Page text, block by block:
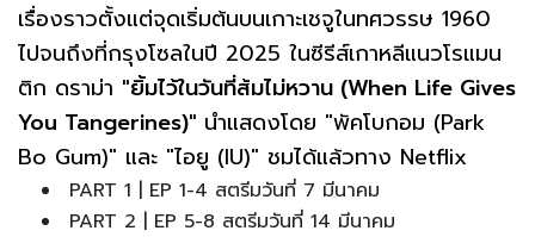
เรื่องราวตั้งแต่จุดเริ่มต้นบนเกาะเชจูในทศวรรษ 1960
ไปจนถึงที่กรุงโซลในปี 2025 ในซีรีส์เกาหลีแนวโรแมน
ติก ดราม่า "ยิ้มไว้ในวันที่ส้มไม่หวาน (When Life Gives
You Tangerines)" นำแสดงโดย "พัคโบกอม (Park
Bo Gum)" และ "ไอยู (IU)" ชมได้แล้วทาง Netflix
PART 1 | EP 1-4 สตรีมวันที่ 7 มีนาคม
PART 2 | EP 5-8 สตรีมวันที่ 14 มีนาคม